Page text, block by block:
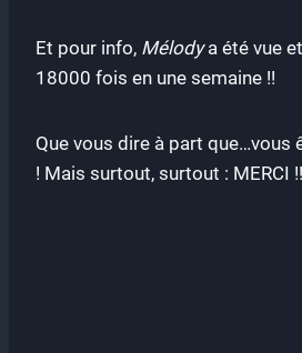
Et pour info, Mélodya été vue
18000 fois en une semaine !!
Que vous dire à part que…vous
! Mais surtout, surtout : MERCI